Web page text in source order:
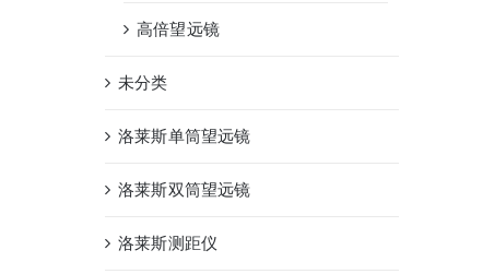
高倍望远镜
未分类
洛莱斯单筒望远镜
洛莱斯双筒望远镜
洛莱斯测距仪